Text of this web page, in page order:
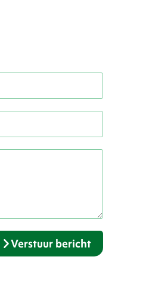
Verstuur bericht